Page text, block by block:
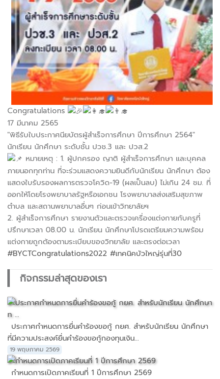
Congratulations
17 มีนาคม 2565
"พิธีรับใบประกาศนียบัตรผู้สำเร็จการศึกษา ปีการศึกษา 2564"
นักเรียน นักศึกษา ระดับชั้น ปวช.3 และ ปวส.2
หมายเหตุ : 1. ผู้ปกครอง ญาติ ผู้สำเร็จการศึกษา และบุคคล
ภายนอกทุกท่าน ที่จะร่วมแสดงความยินดีกับนักเรียน นักศึกษา ต้อง
แสดงใบรับรองผลการตรวจโควิด-19 (ผลเป็นลบ) ไม่เกิน 24 ชม. ที่
ออกให้โดยโรงพยาบาลรัฐหรือเอกชน โรงพยาบาลส่งเสริมสุขภาพ
ตำบล และสถานพยาบาลอื่นๆ ก่อนเข้าวิทยาลัยฯ
2. ผู้สำเร็จการศึกษา รายงานตัวและตรวจเครื่องแต่งกายกับครูที่
ปรึกษาเวลา 08.00 น. นักเรียน นักศึกษาโปรดเตรียมความพร้อม
แต่งกายถูกต้องตามระเบียบของวิทยาลัย และตรงต่อเวลา
#BYCTCongratulations2022 #เทคนิคบัวใหญ่รุ่นที่30
กิจกรรมล่าสุดของเรา
ประกาศกำหนดการยื่นคำร้องขอกู้ กยศ. สำหรับนักเรียน นักศึกษา
ที่มีความประสงค์ยื่นคำร้องขอกู้กองทุนเงิน...
19 พฤษภาคม 2569
กำหนดการเปิดภาคเรียนที่ 1 ปีการศึกษา 2569